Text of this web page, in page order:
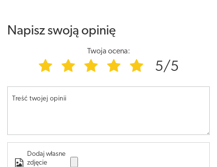
Napisz swoją opinię
Twoja ocena:
5/5
Treść twojej opinii
Dodaj własne
zdjęcie